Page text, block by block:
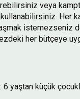
veya
kullanabilirsiniz.
istemezseniz
her bütçeye
yaştan küçük